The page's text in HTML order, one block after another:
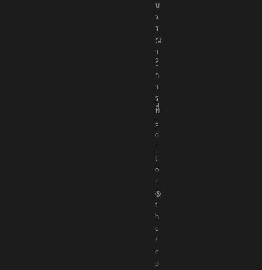
อ
ง
บ
ร
ร
ณ
า
ธิ
ก
า
ร
ที่
e
d
i
t
o
r
@
t
h
e
r